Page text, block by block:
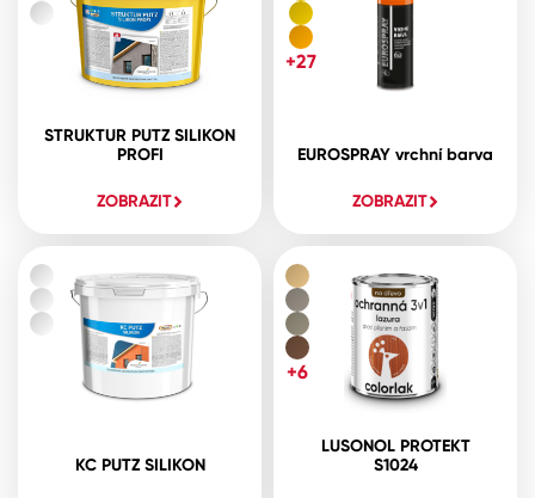
STRUKTUR PUTZ SILIKON
PROFI
ZOBRAZIT
EUROSPRAY vrchní barva
ZOBRAZIT
+27
KC PUTZ SILIKON
LUSONOL PROTEKT
S1024
+6